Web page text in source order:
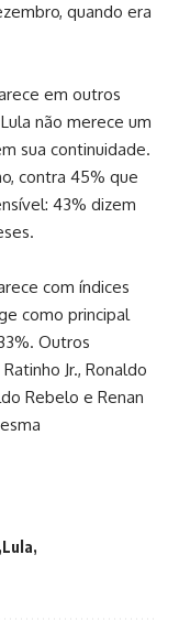
quando era
em outros
não merece um
sua continuidade.
contra 45% que
43% dizem
com índices
como principal
Outros
Jr., Ronaldo
Rebelo e Renan
Lula